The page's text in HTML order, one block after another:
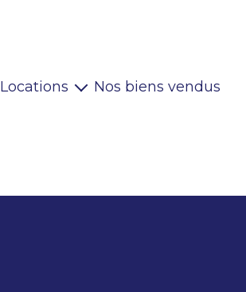
Locations Nos biens vendus